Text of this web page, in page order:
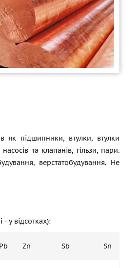
як підшипники, втулки, втулки
та клапанів, гільзи, пари.
верстатобудування. Не
у відсотках):
Pb Zn Sb Sn